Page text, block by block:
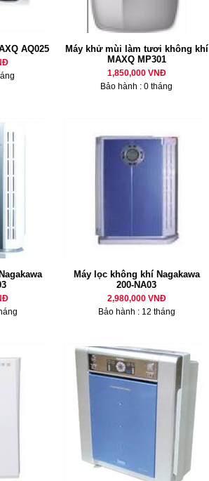
AQ025
Máy khử mùi làm tươi không khí
MAXQ MP301
1,850,000 VNĐ
Bảo hành : 0 tháng
Máy lọc không khí Nagakawa
200-NA03
2,980,000 VNĐ
Bảo hành : 12 tháng